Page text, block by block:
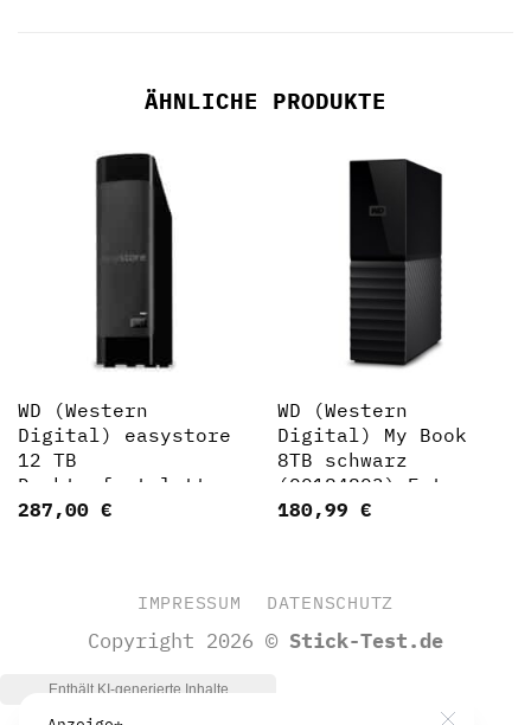
ÄHNLICHE PRODUKTE
WD (Western
Digital) easystore
12 TB
Desktopfestplatte,
Schwarz
287,00 €
WD (Western
Digital) My Book
8TB schwarz
(00184803) Externe
HDD-Festplatte
180,99 €
IMPRESSUM DATENSCHUTZ
Copyright 2026 © Stick-Test.de